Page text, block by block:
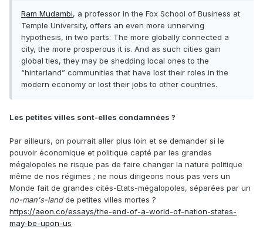
Ram Mudambi, a professor in the Fox School of Business at
Temple University, offers an even more unnerving
hypothesis, in two parts: The more globally connected a
city, the more prosperous it is. And as such cities gain
global ties, they may be shedding local ones to the
“hinterland” communities that have lost their roles in the
modern economy or lost their jobs to other countries.
Les petites villes sont-elles condamnées ?
Par ailleurs, on pourrait aller plus loin et se demander si le
pouvoir économique et politique capté par les grandes
mégalopoles ne risque pas de faire changer la nature politique
même de nos régimes ; ne nous dirigeons nous pas vers un
Monde fait de grandes cités-Etats-mégalopoles, séparées par un
no-man's-landde petites villes mortes ?
https://aeon.co/essays/the-end-of-a-world-of-nation-states-
may-be-upon-us